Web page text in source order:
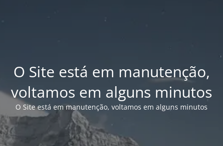
O Site está em manutenção,
voltamos em alguns minutos
O Site está em manutenção, voltamos em alguns minutos